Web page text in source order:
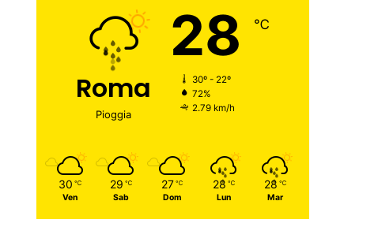
Roma
Pioggia
28 ℃
30º - 22º
72%
2.79 km/h
30 ℃
Ven
29 ℃
Sab
27 ℃
Dom
28 ℃
Lun
28 ℃
Mar